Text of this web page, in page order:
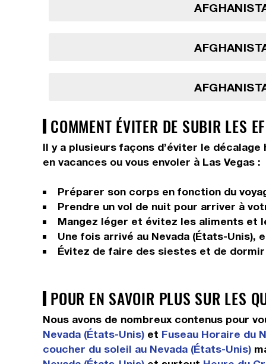
COMMENT ÉVITER DE SUBIR LES
Il y a plusieurs façons d’éviter le
en vacances ou vous envoler à Las Vegas :
Préparer son corps en fonction du
Prendre un vol de nuit pour arriver à
Mangez léger et évitez les aliments et
Une fois arrivé au Nevada (États-
Évitez de faire des siestes et de
POUR EN SAVOIR PLUS SUR LES
Nous avons de nombreux contenus pour
Nevada (États-Unis) et Fuseau Horaire du
coucher du soleil au Nevada (États-Unis)